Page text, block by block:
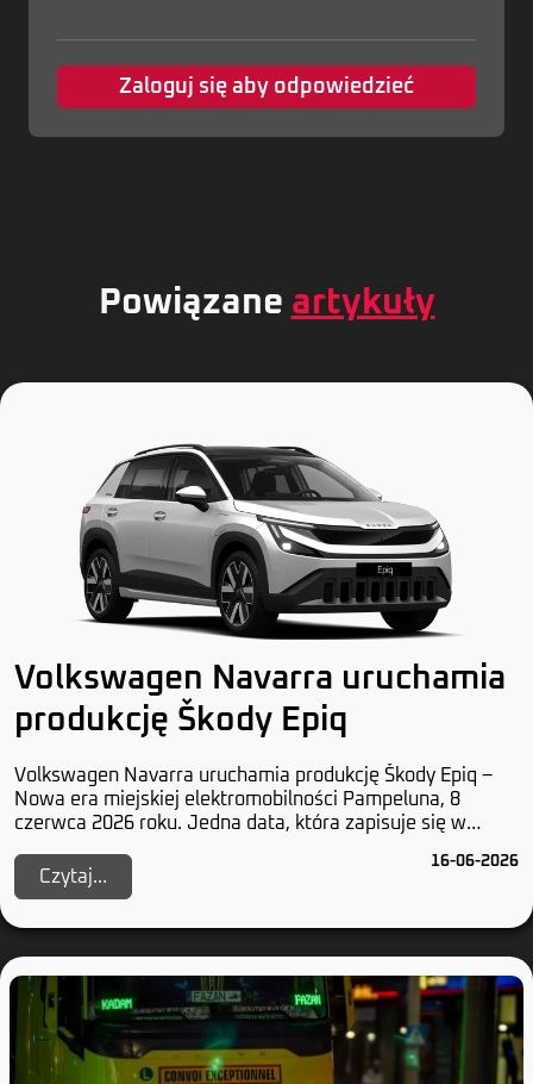
Zaloguj się aby odpowiedzieć
Powiązane artykuły
Volkswagen Navarra uruchamia
produkcję Škody Epiq
Volkswagen Navarra uruchamia produkcję Škody Epiq –
Nowa era miejskiej elektromobilności Pampeluna, 8
czerwca 2026 roku. Jedna data, która zapisuje się w
Czytaj...
16-06-2026